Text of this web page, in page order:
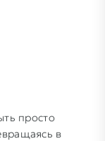
просто
в